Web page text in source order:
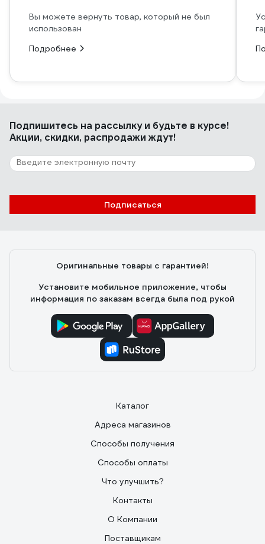
Вы можете вернуть товар, который не был
использован
Подробнее
Подпишитесь на рассылкуи будьте в курсе!
Акции, скидки, распродажи ждут!
Подписаться
Оригинальные товары с гарантией!
Установите мобильное приложение, чтобы
информация по заказам всегда была под рукой
Каталог
Адреса магазинов
Способы получения
Способы оплаты
Что улучшить?
Контакты
О Компании
Поставщикам